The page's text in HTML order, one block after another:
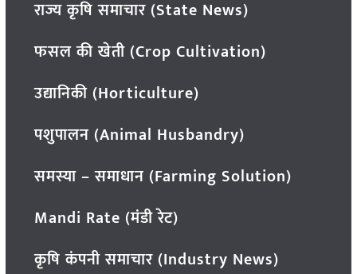
राज्य कृषि समाचार (State News)
फसल की खेती (Crop Cultivation)
उद्यानिकी (Horticulture)
पशुपालन (Animal Husbandry)
समस्या – समाधान (Farming Solution)
Mandi Rate (मंडी रेट)
कृषि कंपनी समाचार (Industry News)